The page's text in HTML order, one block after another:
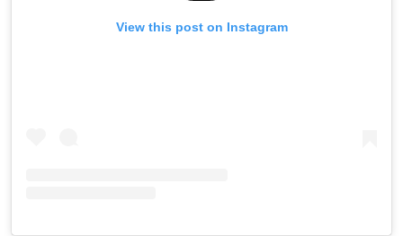
View this post on Instagram